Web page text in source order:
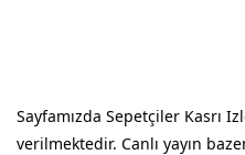
Sayfamızda Sepetçiler Kasrı
verilmektedir. Canlı yayın